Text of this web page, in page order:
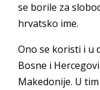
se borile za
hrvatsko ime.
Ono se koristi i u
Bosne i
Makedonije. U